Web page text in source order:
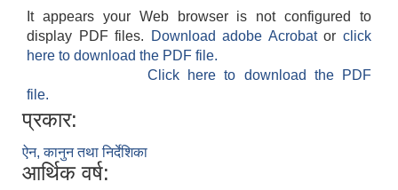
It appears your Web browser is not configured to
display PDF files.
Download adobe Acrobatorclick
here to download the PDF file.
Click here to download the PDF
file.
प्रकार:
ऐन, कानुन तथा निर्देशिका
आर्थिक वर्ष: